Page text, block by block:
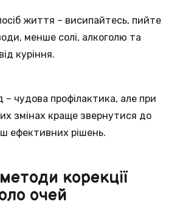
життя – висипайтесь, пийте
менше солі, алкоголю та
куріння.
чудова профілактика, але при
змінах краще звернутися до
ефективних рішень.
методи корекції
очей